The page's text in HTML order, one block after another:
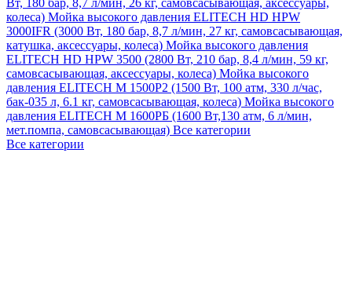
Вт, 180 бар, 8,7 л/мин, 26 кг, самовсасывающая, аксессуары,
колеса) Мойка высокого давления ELITECH HD HPW
3000IFR (3000 Вт, 180 бар, 8,7 л/мин, 27 кг, самовсасывающая,
катушка, аксессуары, колеса) Мойка высокого давления
ELITECH HD HPW 3500 (2800 Вт, 210 бар, 8,4 л/мин, 59 кг,
самовсасывающая, аксессуары, колеса) Мойка высокого
давления ELITECH M 1500P2 (1500 Вт, 100 атм, 330 л/час,
бак-035 л, 6.1 кг, самовсасывающая, колеса) Мойка высокого
давления ELITECH М 1600РБ (1600 Вт,130 атм, 6 л/мин,
мет.помпа, самовсасывающая) Все категории
Все категории